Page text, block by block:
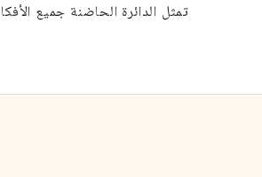
تمثل الدائرة الحاضنة جميع